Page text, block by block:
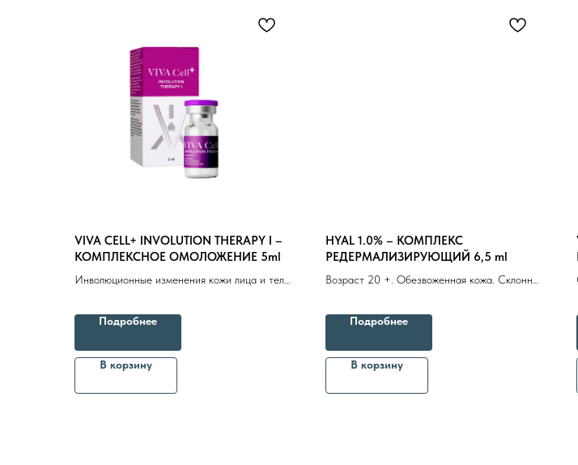
VIVA CELL+ INVOLUTION THERAPY I –
КОМПЛЕКСНОЕ ОМОЛОЖЕНИЕ 5ml
Инволюционные изменения кожи лица и тела,
Подробнее
В корзину
HYAL 1.0% – КОМПЛЕКС
РЕДЕРМАЛИЗИРУЮЩИЙ 6,5 ml
Возраст 20 +. Обезвоженная кожа. Склонная
комбинированный тип старения
Подробнее
В корзину